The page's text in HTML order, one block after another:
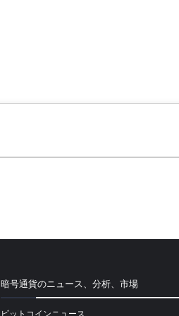
暗号通貨のニュース、分析、市場
ビットコインニュース